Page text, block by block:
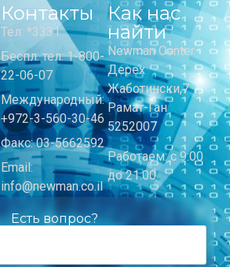
Контакты
Тел: *3331
Беспл. тел: 1-800-
22-06-07
Международный:
+972-3-560-30-46
Факс: 03-5662592
Email:
info@newman.co.il
Как нас
найти
Newman Center
Дерех
Жаботински,7
Рамат-Ган
5252007
Работаем: с 9:00
до 21:00
Есть вопрос?